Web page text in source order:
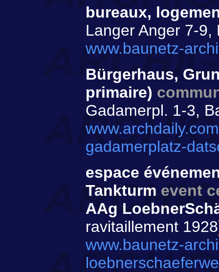
bureaux,
Langer Anger 7-9,
www.baunetz-
Bürgerhaus,
primaire)
Gadamerpl. 1-3,
gadamerplatz-
espace
Tankturm event
AAg
ravitaillement
www.baunetz-